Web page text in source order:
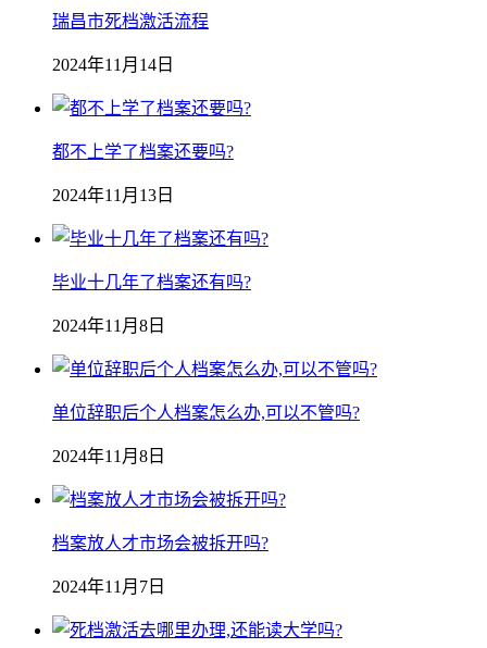
瑞昌市死档激活流程
2024年11月14日
都不上学了档案还要吗?
2024年11月13日
毕业十几年了档案还有吗?
2024年11月8日
单位辞职后个人档案怎么办,可以不管吗?
2024年11月8日
档案放人才市场会被拆开吗?
2024年11月7日